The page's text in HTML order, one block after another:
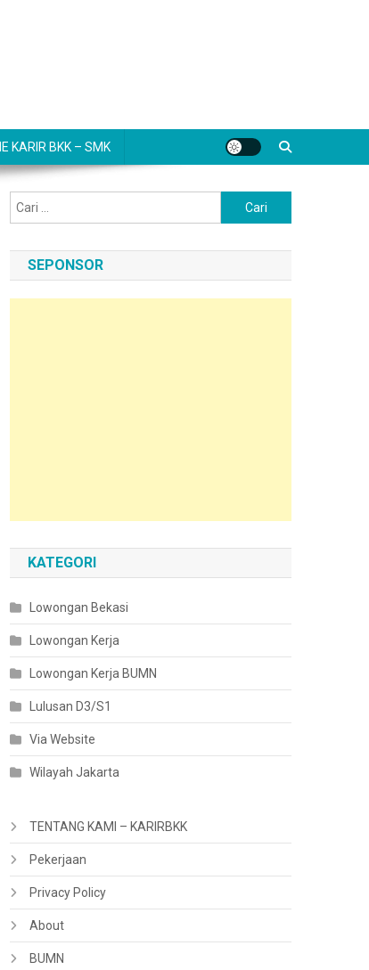
KARIR BKK – SMK
untuk:
SEPONSOR
KATEGORI
Lowongan Bekasi
Lowongan Kerja
Lowongan Kerja BUMN
Lulusan D3/S1
Via Website
Wilayah Jakarta
TENTANG KAMI – KARIRBKK
Pekerjaan
Privacy Policy
About
BUMN